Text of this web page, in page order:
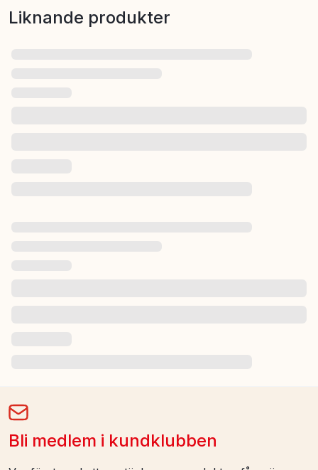
Liknande produkter
Bli medlem i kundklubben